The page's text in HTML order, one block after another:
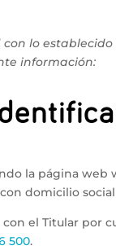
lo establecido
información:
la página
con domicilio social
el Titular por
500.